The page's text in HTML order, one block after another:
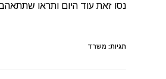
נסו זאת עוד היום ותראו
תגיות: משרד